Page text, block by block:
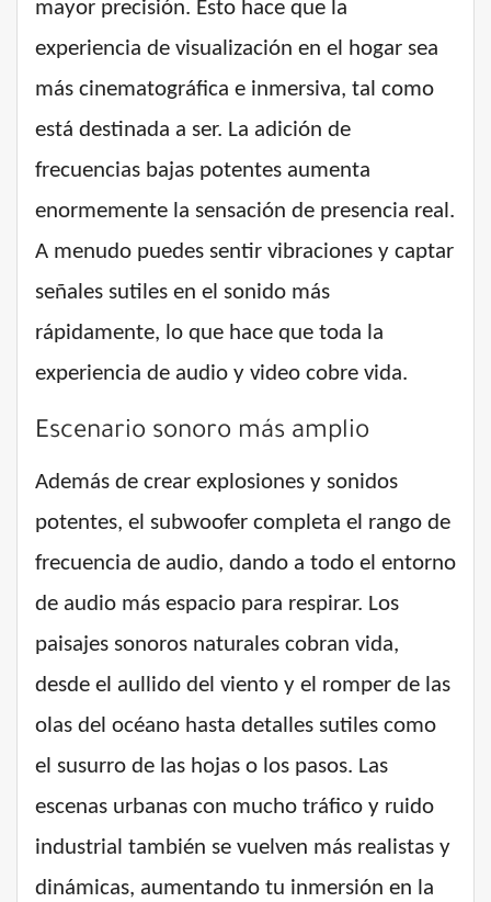
mayor precisión. Esto hace que la
experiencia de visualización en el hogar sea
más cinematográfica e inmersiva, tal como
está destinada a ser. La adición de
frecuencias bajas potentes aumenta
enormemente la sensación de presencia real.
A menudo puedes sentir vibraciones y captar
señales sutiles en el sonido más
rápidamente, lo que hace que toda la
experiencia de audio y video cobre vida.
Escenario sonoro más amplio
Además de crear explosiones y sonidos
potentes, el subwoofer completa el rango de
frecuencia de audio, dando a todo el entorno
de audio más espacio para respirar. Los
paisajes sonoros naturales cobran vida,
desde el aullido del viento y el romper de las
olas del océano hasta detalles sutiles como
el susurro de las hojas o los pasos. Las
escenas urbanas con mucho tráfico y ruido
industrial también se vuelven más realistas y
dinámicas, aumentando tu inmersión en la